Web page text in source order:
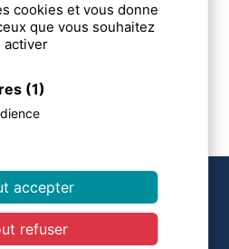
cookies et vous donne
que vous souhaitez
activer
(1)
accepter
refuser
des Maladies Osseuses